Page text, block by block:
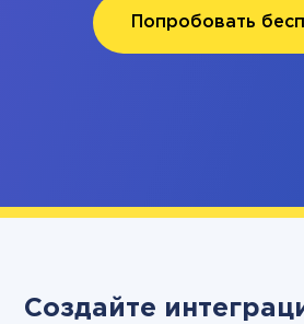
Попробовать
Создайте